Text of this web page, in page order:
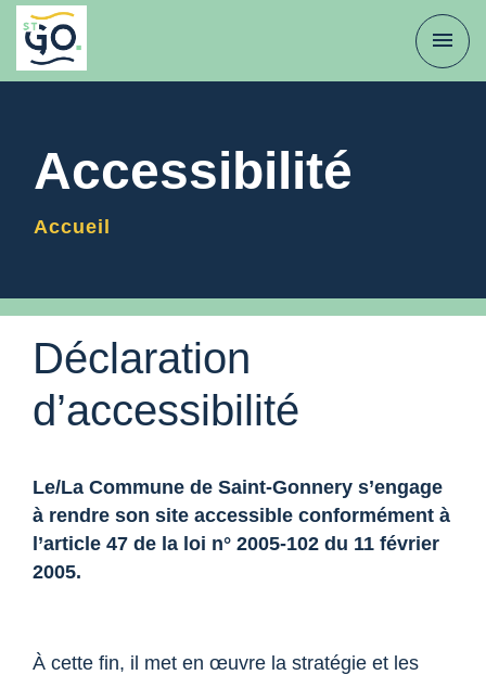
menu
Accessibilité
Accueil
Déclaration
d’accessibilité
Le/La Commune de Saint-Gonnery s’engage
à rendre son site accessible conformément à
l’article 47 de la loi n° 2005-102 du 11 février
2005.
À cette fin, il met en œuvre la stratégie et les